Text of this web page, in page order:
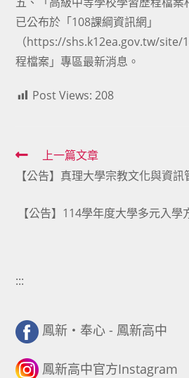
已公布於「108課綱資訊網」
（https://shs.k12ea.gov.tw/site/
程檔案」專區最新消息。
Post Views: 208
Read
more
articles
上一篇文章
【公告】真理大學宗教文化與資
【公告】114學年度大學多元入
:::
鳳新・奉心 - 鳳新高中
鳳新高中官方Instagram